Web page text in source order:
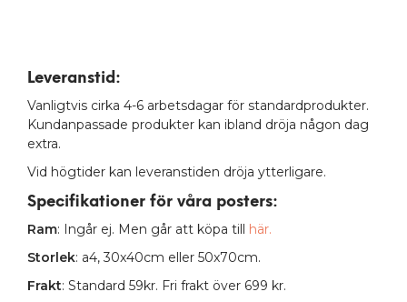
Leveranstid:
Vanligtvis cirka 4-6 arbetsdagar för standardprodukter.
Kundanpassade produkter kan ibland dröja någon dag
extra.
Vid högtider kan leveranstiden dröja ytterligare.
Specifikationer för våra posters:
Ram: Ingår ej. Men går att köpa till här.
Storlek: a4, 30x40cm eller 50x70cm.
Frakt: Standard 59kr. Fri frakt över 699 kr.